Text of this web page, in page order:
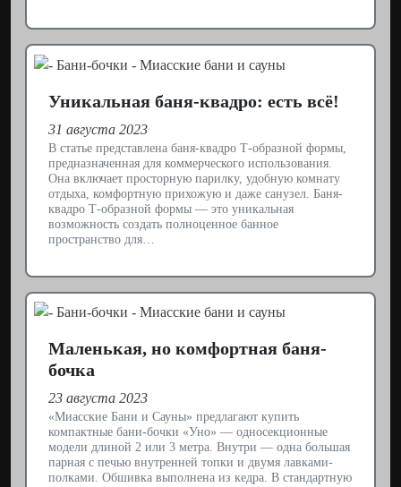
Уникальная баня-квадро: есть всё!
31 августа 2023
В статье представлена баня-квадро Т-образной формы,
предназначенная для коммерческого использования.
Она включает просторную парилку, удобную комнату
отдыха, комфортную прихожую и даже санузел. Баня-
квадро Т-образной формы — это уникальная
возможность создать полноценное банное
пространство для…
Маленькая, но комфортная баня-
бочка
23 августа 2023
«Миасские Бани и Сауны» предлагают купить
компактные бани-бочки «Уно» — односекционные
модели длиной 2 или 3 метра. Внутри — одна большая
парная с печью внутренней топки и двумя лавками-
полками. Обшивка выполнена из кедра. В стандартную